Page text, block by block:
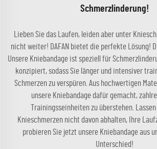
Schmerzlinderung!
Lieben Sie das Laufen, leiden aber unter
nicht weiter! DAFAN bietet die perfekte Lösung!
Unsere Kniebandage ist speziell für
konzipiert, sodass Sie länger und intensiver
Schmerzen zu verspüren. Aus hochwertigen
unsere Kniebandage dafür gemacht,
Trainingsseinheiten zu überstehen.
Knieschmerzen nicht davon abhalten, Ihre
probieren Sie jetzt unsere Kniebandage aus
Unterschied!